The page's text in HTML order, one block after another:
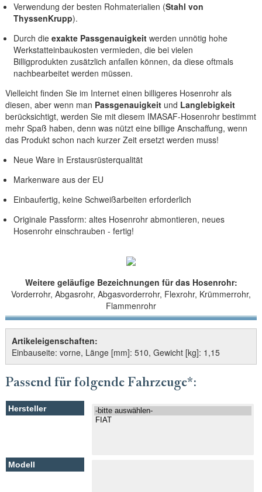
Verwendung der besten Rohmaterialien (Stahl von
ThyssenKrupp).
Durch dieexakte Passgenauigkeitwerden unnötig hohe
Werkstatteinbaukosten vermieden, die bei vielen
Billigprodukten zusätzlich anfallen können, da diese oftmals
nachbearbeitet werden müssen.
Vielleicht finden Sie im Internet einen billigeres Hosenrohr als
diesen, aber wenn man Passgenauigkeit und Langlebigkeit
berücksichtigt, werden Sie mit diesem IMASAF-Hosenrohr bestimmt
mehr Spaß haben, denn was nützt eine billige Anschaffung, wenn
das Produkt schon nach kurzer Zeit ersetzt werden muss!
Neue Ware in Erstausrüsterqualität
Markenware aus der EU
Einbaufertig, keine Schweißarbeiten erforderlich
Originale Passform: altes Hosenrohr abmontieren, neues
Hosenrohr einschrauben - fertig!
Weitere geläufige Bezeichnungen für das Hosenrohr:
Vorderrohr, Abgasrohr, Abgasvorderrohr, Flexrohr, Krümmerrohr,
Flammenrohr
Artikeleigenschaften:
Einbauseite: vorne, Länge [mm]: 510, Gewicht [kg]: 1,15
Passend für folgende Fahrzeuge*: